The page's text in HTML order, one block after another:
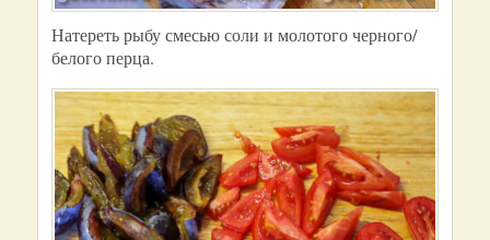
Натереть рыбу смесью соли и молотого черного/
белого перца.